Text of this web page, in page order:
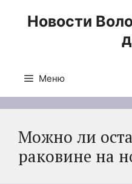
Новости
Меню
Можно ли
раковине на